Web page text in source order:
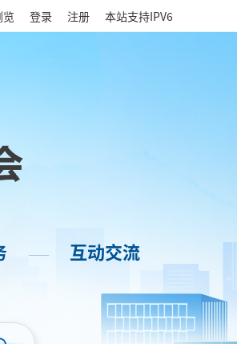
登录 注册 本站支持IPV6
—— 互动交流